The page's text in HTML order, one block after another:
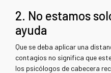
2. No estamos
ayuda
Que se deba aplicar una
contagios no significa que
los psicólogos de cabecera